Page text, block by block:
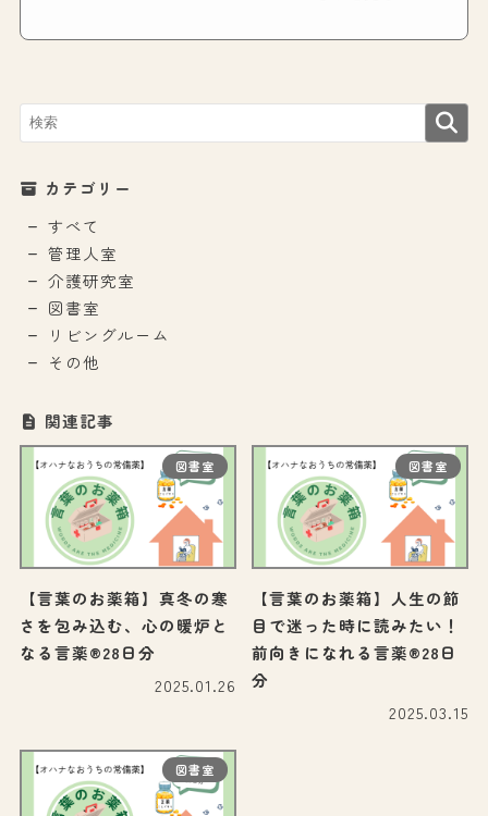
カテゴリー
すべて
管理人室
介護研究室
図書室
リビングルーム
その他
関連記事
図書室
【言葉のお薬箱】真冬の寒
さを包み込む、心の暖炉と
なる言薬®28日分
2025.01.26
図書室
【言葉のお薬箱】人生の節
目で迷った時に読みたい！
前向きになれる言薬®28日
分
2025.03.15
図書室